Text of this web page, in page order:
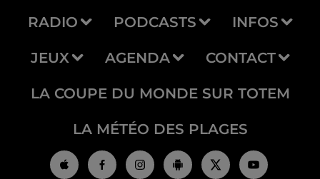
RADIO PODCASTS INFOS
JEUX AGENDA CONTACT
LA COUPE DU MONDE SUR TOTEM
LA MÉTÉO DES PLAGES